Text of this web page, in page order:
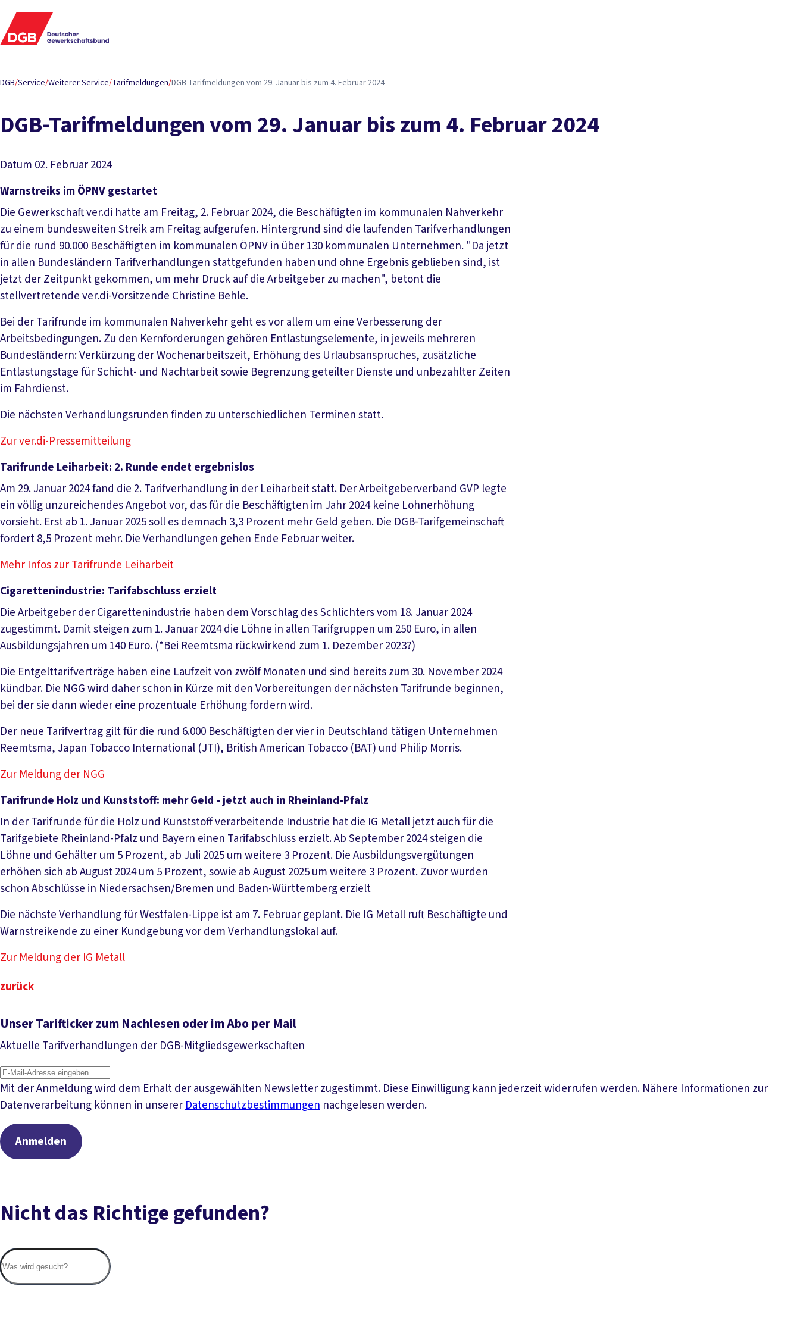
DGB/Service/Weiterer Service/Tarifmeldungen/DGB-Tarifmeldungen vom 29. Januar bis zum 4. Februar 2024
DGB-Tarifmeldungen vom 29. Januar bis zum 4. Februar 2024
Datum 02. Februar 2024
Warnstreiks im ÖPNV gestartet
Die Gewerkschaft ver.di hatte am Freitag, 2. Februar 2024, die Beschäftigten im kommunalen Nahverkehr
zu einem bundesweiten Streik am Freitag aufgerufen. Hintergrund sind die laufenden Tarifverhandlungen
für die rund 90.000 Beschäftigten im kommunalen ÖPNV in über 130 kommunalen Unternehmen. "Da jetzt
in allen Bundesländern Tarifverhandlungen stattgefunden haben und ohne Ergebnis geblieben sind, ist
jetzt der Zeitpunkt gekommen, um mehr Druck auf die Arbeitgeber zu machen", betont die
stellvertretende ver.di-Vorsitzende Christine Behle.
Bei der Tarifrunde im kommunalen Nahverkehr geht es vor allem um eine Verbesserung der
Arbeitsbedingungen. Zu den Kernforderungen gehören Entlastungselemente, in jeweils mehreren
Bundesländern: Verkürzung der Wochenarbeitszeit, Erhöhung des Urlaubsanspruches, zusätzliche
Entlastungstage für Schicht- und Nachtarbeit sowie Begrenzung geteilter Dienste und unbezahlter Zeiten
im Fahrdienst.
Die nächsten Verhandlungsrunden finden zu unterschiedlichen Terminen statt.
Zur ver.di-Pressemitteilung
Tarifrunde Leiharbeit: 2. Runde endet ergebnislos
Am 29. Januar 2024 fand die 2. Tarifverhandlung in der Leiharbeit statt. Der Arbeitgeberverband GVP legte
ein völlig unzureichendes Angebot vor, das für die Beschäftigten im Jahr 2024 keine Lohnerhöhung
vorsieht. Erst ab 1. Januar 2025 soll es demnach 3,3 Prozent mehr Geld geben. Die DGB-Tarifgemeinschaft
fordert 8,5 Prozent mehr. Die Verhandlungen gehen Ende Februar weiter.
Mehr Infos zur Tarifrunde Leiharbeit
Cigarettenindustrie: Tarifabschluss erzielt
Die Arbeitgeber der Cigarettenindustrie haben dem Vorschlag des Schlichters vom 18. Januar 2024
zugestimmt. Damit steigen zum 1. Januar 2024 die Löhne in allen Tarifgruppen um 250 Euro, in allen
Ausbildungsjahren um 140 Euro. (*Bei Reemtsma rückwirkend zum 1. Dezember 2023?)
Die Entgelttarifverträge haben eine Laufzeit von zwölf Monaten und sind bereits zum 30. November 2024
kündbar. Die NGG wird daher schon in Kürze mit den Vorbereitungen der nächsten Tarifrunde beginnen,
bei der sie dann wieder eine prozentuale Erhöhung fordern wird.
Der neue Tarifvertrag gilt für die rund 6.000 Beschäftigten der vier in Deutschland tätigen Unternehmen
Reemtsma, Japan Tobacco International (JTI), British American Tobacco (BAT) und Philip Morris.
Zur Meldung der NGG
Tarifrunde Holz und Kunststoff: mehr Geld - jetzt auch in Rheinland-Pfalz
In der Tarifrunde für die Holz und Kunststoff verarbeitende Industrie hat die IG Metall jetzt auch für die
Tarifgebiete Rheinland-Pfalz und Bayern einen Tarifabschluss erzielt. Ab September 2024 steigen die
Löhne und Gehälter um 5 Prozent, ab Juli 2025 um weitere 3 Prozent. Die Ausbildungsvergütungen
erhöhen sich ab August 2024 um 5 Prozent, sowie ab August 2025 um weitere 3 Prozent. Zuvor wurden
schon Abschlüsse in Niedersachsen/Bremen und Baden-Württemberg erzielt
Die nächste Verhandlung für Westfalen-Lippe ist am 7. Februar geplant. Die IG Metall ruft Beschäftigte und
Warnstreikende zu einer Kundgebung vor dem Verhandlungslokal auf.
Zur Meldung der IG Metall
zurück
Unser Tarifticker zum Nachlesen oder im Abo per Mail
Aktuelle Tarifverhandlungen der DGB-Mitgliedsgewerkschaften
Mit der Anmeldung wird dem Erhalt der ausgewählten Newsletter zugestimmt. Diese Einwilligung kann jederzeit widerrufen werden. Nähere Informationen zur
Datenverarbeitung können in unsererDatenschutzbestimmungen nachgelesen werden.
Anmelden
Nicht das Richtige gefunden?